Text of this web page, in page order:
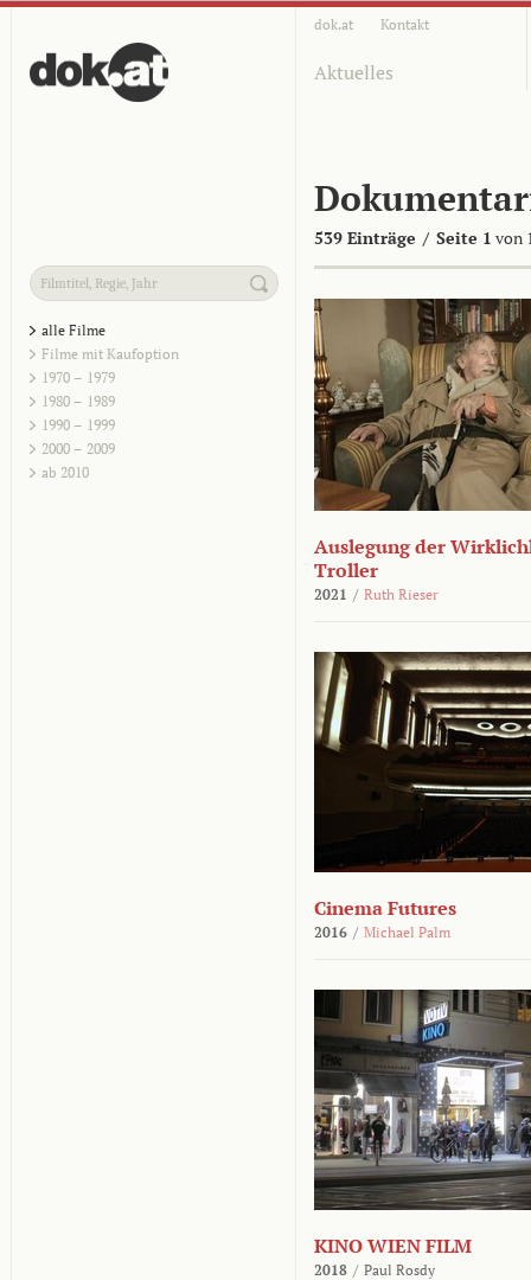
dok.at Kontakt
Aktuelles
539 Einträge / Seite 1 von
alle Filme
Filme mit Kaufoption
1970 – 1979
1980 – 1989
1990 – 1999
2000 – 2009
ab 2010
Auslegung der
Troller
2021 / Ruth Rieser
Cinema Futures
2016 / Michael Palm
KINO WIEN FILM
2018 / Paul Rosdy